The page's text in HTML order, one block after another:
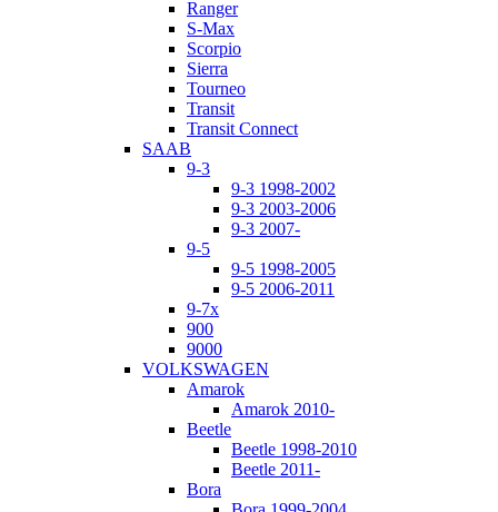
Ranger
S-Max
Scorpio
Sierra
Tourneo
Transit
Transit Connect
SAAB
9-3
9-3 1998-2002
9-3 2003-2006
9-3 2007-
9-5
9-5 1998-2005
9-5 2006-2011
9-7x
900
9000
VOLKSWAGEN
Amarok
Amarok 2010-
Beetle
Beetle 1998-2010
Beetle 2011-
Bora